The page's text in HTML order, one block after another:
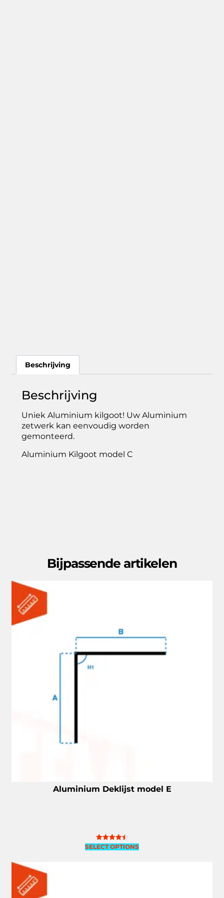
Beschrijving
Beschrijving
Uniek Aluminium kilgoot! Uw Aluminium
zetwerk kan eenvoudig worden
gemonteerd.
Aluminium Kilgoot model C
Bijpassende artikelen
Aluminium Deklijst model E
Gewaardeerd
4.50
SELECT OPTIONS